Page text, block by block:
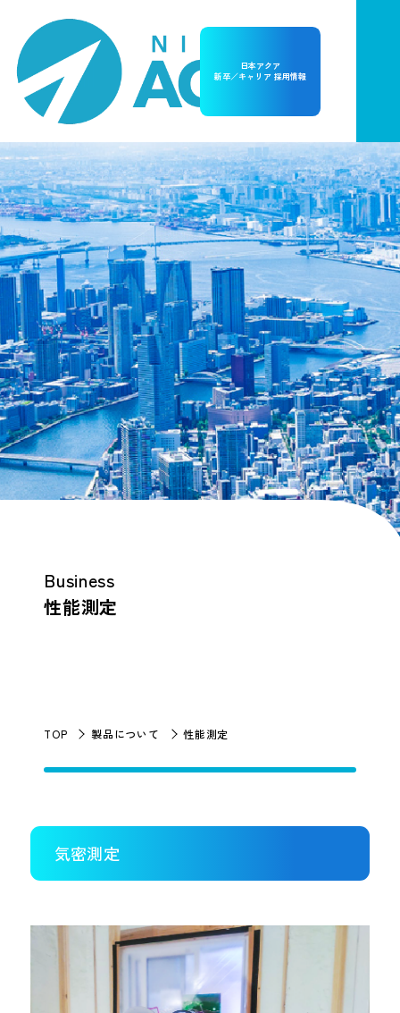
日本アクア
新卒／キャリア 採用情報
Business
性能測定
TOP 製品について 性能測定
気密測定